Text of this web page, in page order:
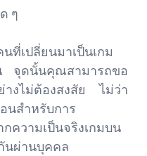
ๆ
ที่เปลี่ยนมาเป็นเกม
จุดนั้นคุณสามารถขอ
างไม่ต้องสงสัย ไม่ว่า
นสำหรับการ
ความเป็นจริงเกมบน
นผ่านบุคคล